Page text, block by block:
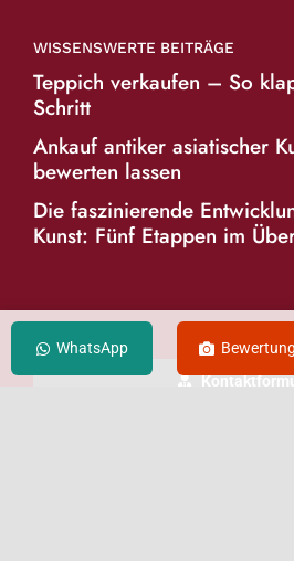
WISSENSWERTE BEITRÄGE
Teppich verkaufen – So
Schritt
Ankauf antiker asiatischer
bewerten lassen
Die faszinierende
Kunst: Fünf Etappen im
KONTAKT
WhatsApp Bewertung